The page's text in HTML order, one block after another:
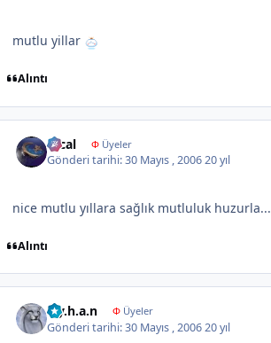
mutlu yillar
Alıntı
focal ΦÜyeler
Gönderi tarihi:30 Mayıs , 200620 yıl
nice mutlu yıllara sağlık mutluluk huzurla...
Alıntı
a.y.h.a.n ΦÜyeler
Gönderi tarihi:30 Mayıs , 200620 yıl